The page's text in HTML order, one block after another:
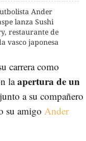
Ander
lanza Sushi
restaurante de
vasco japonesa
carrera como
laapertura de un
a su compañero
su amigo Ander